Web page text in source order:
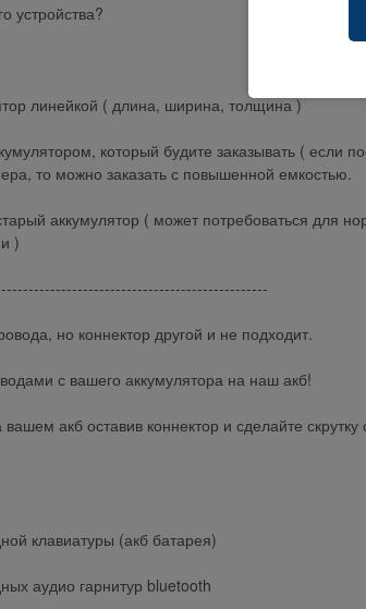
устройства?
линейкой ( длина, ширина, толщина )
который будите заказывать ( если
то можно заказать с повышенной емкостью.
аккумулятор ( может потребоваться для
)
но коннектор другой и не подходит.
с вашего аккумулятора на наш акб!
акб оставив коннектор и сделайте
клавиатуры (акб батарея)
аудио гарнитур bluetooth